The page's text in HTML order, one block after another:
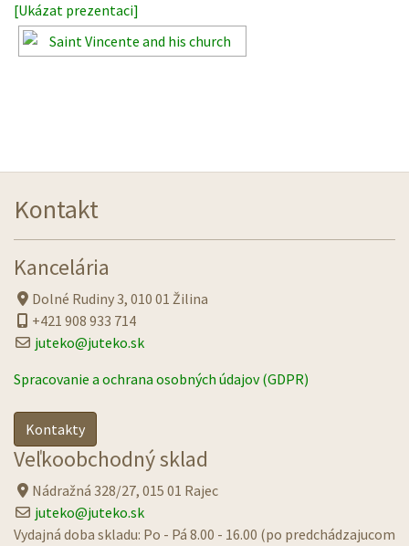
[Ukázat prezentaci]
Kontakt
Kancelária
Dolné Rudiny 3, 010 01 Žilina
+421 908 933 714
juteko@juteko.sk
Spracovanie a ochrana osobných údajov (GDPR)
Kontakty
Veľkoobchodný sklad
Nádražná 328/27, 015 01 Rajec
juteko@juteko.sk
Vydajná doba skladu: Po - Pá 8.00 - 16.00 (po predchádzajucom